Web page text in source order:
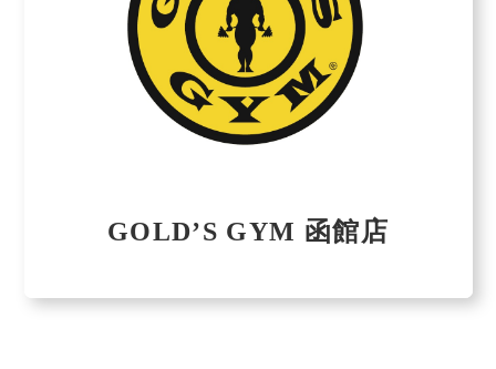
GOLD’S GYM 函館店